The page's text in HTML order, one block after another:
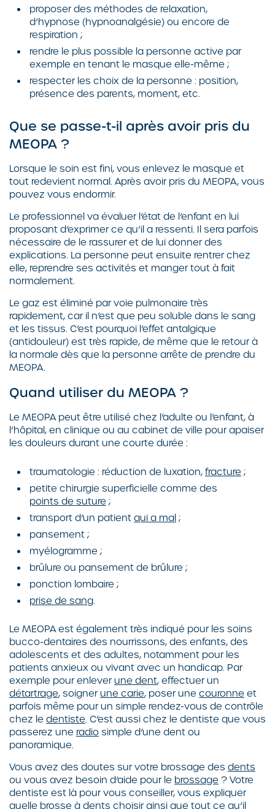
proposer des méthodes de relaxation,
d’hypnose (hypnoanalgésie) ou encore de
respiration ;
rendre le plus possible la personne active par
exemple en tenant le masque elle-même ;
respecter les choix de la personne : position,
présence des parents, moment, etc.
Que se passe-t-il après avoir pris du
MEOPA ?
Lorsque le soin est fini, vous enlevez le masque et
tout redevient normal. Après avoir pris du MEOPA, vous
pouvez vous endormir.
Le professionnel va évaluer l’état de l’enfant en lui
proposant d’exprimer ce qu’il a ressenti. Il sera parfois
nécessaire de le rassurer et de lui donner des
explications. La personne peut ensuite rentrer chez
elle, reprendre ses activités et manger tout à fait
normalement.
Le gaz est éliminé par voie pulmonaire très
rapidement, car il n’est que peu soluble dans le sang
et les tissus. C’est pourquoi l’effet antalgique
(antidouleur) est très rapide, de même que le retour à
la normale dès que la personne arrête de prendre du
MEOPA.
Quand utiliser du MEOPA ?
Le MEOPA peut être utilisé chez l’adulte ou l’enfant, à
l’hôpital, en clinique ou au cabinet de ville pour apaiser
les douleurs durant une courte durée :
traumatologie : réduction de luxation,fracture ;
petite chirurgie superficielle comme des
points de suture ;
transport d’un patientqui a mal;
pansement ;
myélogramme ;
brûlure ou pansement de brûlure ;
ponction lombaire ;
prise de sang.
Le MEOPA est également très indiqué pour les soins
bucco-dentaires des nourrissons, des enfants, des
adolescents et des adultes, notamment pour les
patients anxieux ou vivant avec un handicap. Par
exemple pour enleverune dent, effectuer un
détartrage, soignerune carie, poser une couronne et
parfois même pour un simple rendez-vous de contrôle
chez le dentiste. C’est aussi chez le dentiste que vous
passerez une radiosimple d’une dent ou
panoramique.
Vous avez des doutes sur votre brossage des dents
ou vous avez besoin d’aide pour le brossage ? Votre
dentiste est là pour vous conseiller, vous expliquer
quelle brosse à dents choisir ainsi que tout ce qu’il